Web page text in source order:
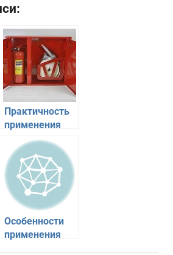
Практичность
применения
современного
пожарного
шкафа
Особенности
применения